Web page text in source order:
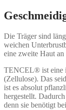
Die Träger sind
weichen
eine zweite Haut
TENCEL® ist eine
(Zellulose). Das
ist es absolut
hergestellt.
denn sie benötigt